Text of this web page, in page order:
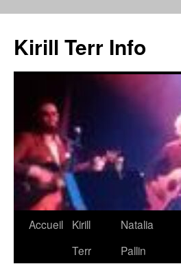
Kirill Terr Info
Aller
Accueil
Kirill
Terr
Natalia
Pallin